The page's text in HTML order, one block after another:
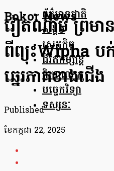
Bokor News
ព័ត៌មានជាតិ
សង្គម
សេដ្ឋកិច្ច
ជីវិតកម្សាន្ត
ពិភពលោក
បច្ចេកវិទ្យា
ទស្សនៈ
វៀតណាម ព្រមា
ពីព្យុះWipha
ឆ្នេរភាគខាងជើង
Published
ខែ​កក្កដា 22, 2025